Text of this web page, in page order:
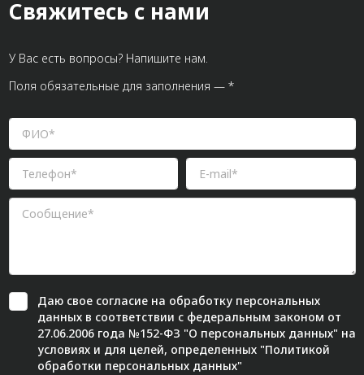
Свяжитесь с нами
У Вас есть вопросы? Напишите нам.
Поля обязательные для заполнения — *
Даю свое согласиена обработку персональных
данных в соответствии с федеральным законом от
27.06.2006 года №152-ФЗ "О персональных данных" на
условиях и для целей, определенных "Политикой
обработки персональных данных"